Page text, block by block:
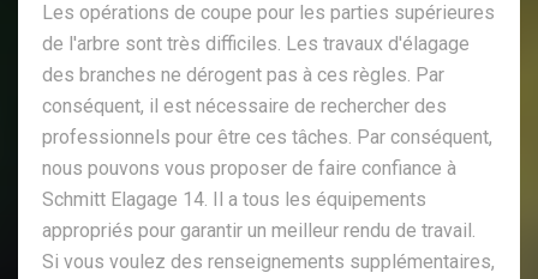
Les opérations de coupe pour les parties supérieures
de l'arbre sont très difficiles. Les travaux d'élagage
des branches ne dérogent pas à ces règles. Par
conséquent, il est nécessaire de rechercher des
professionnels pour être ces tâches. Par conséquent,
nous pouvons vous proposer de faire confiance à
Schmitt Elagage 14. Il a tous les équipements
appropriés pour garantir un meilleur rendu de travail.
Si vous voulez des renseignements supplémentaires,